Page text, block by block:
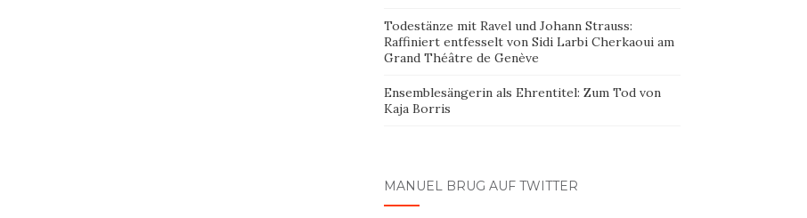
Todestänze mit Ravel und Johann Strauss:
Raffiniert entfesselt von Sidi Larbi Cherkaoui am
Grand Théâtre de Genève
Ensemblesängerin als Ehrentitel: Zum Tod von
Kaja Borris
MANUEL BRUG AUF TWITTER